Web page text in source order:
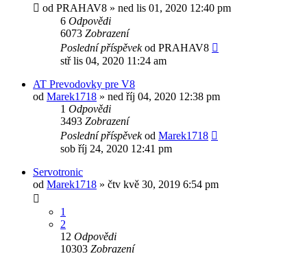
od PRAHAV8 » ned lis 01, 2020 12:40 pm
6 Odpovědi
6073 Zobrazení
Poslední příspěvekod PRAHAV8
stř lis 04, 2020 11:24 am
AT Prevodovky pre V8
od Marek1718 » ned říj 04, 2020 12:38 pm
1 Odpovědi
3493 Zobrazení
Poslední příspěvekod Marek1718
sob říj 24, 2020 12:41 pm
Servotronic
od Marek1718 » čtv kvě 30, 2019 6:54 pm
1
2
12 Odpovědi
10303 Zobrazení